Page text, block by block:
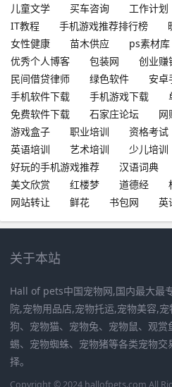
儿童文学
买车咨询 工作计划
IT教程
手机游戏推荐排行榜
女性健康
苗木供应 ps素材库
优秀个人博客
包装网 创业赚
民间借贷律师
绿色软件
安卓
手机软件下载
手机游戏下载
免费软件下载
石家庄论坛 网
游戏盒子
职业培训 资格考试
英语培训
艺术培训 少儿培训
好玩的手机游戏推荐
汉语词典
美文欣赏
红楼梦 道德经
网站转让
鲜花 书包网 英
关于本站
Hall of pets中国宠物网,国内最大最
院,宠物用品店,宠物托运,宠物美容,
狗、宠物猫、宠物兔、宠物鼠、观
蜴、宠物蜘蛛、宠物猪等各类宠物
择。